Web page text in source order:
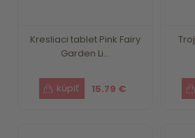
Kresliaci tablet Pink Fairy
Garden Li...
15.79 €